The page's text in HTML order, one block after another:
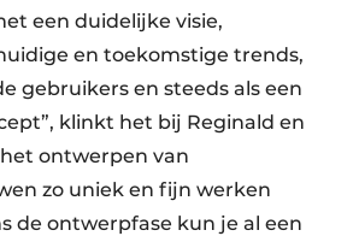
een duidelijke visie,
en toekomstige trends,
gebruikers en steeds als een
klinkt het bij Reginald en
ontwerpen van
zo uniek en fijn werken
de ontwerpfase kun je al een